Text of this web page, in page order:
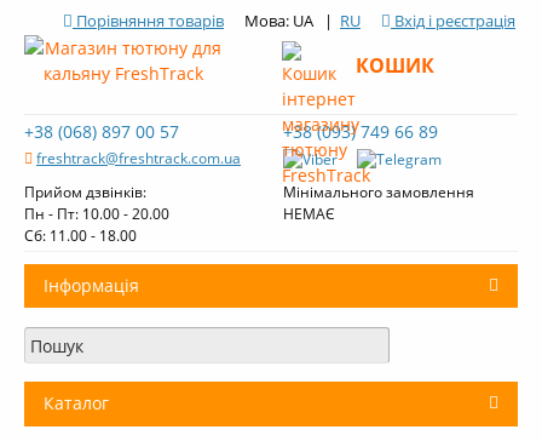
Порівняння товарів Мова: UA | RU Вхід і реєстрація
+38 (068) 897 00 57
freshtrack@freshtrack.com.ua
+38 (093) 749 66 89
Прийом дзвінків:
Пн - Пт: 10.00 - 20.00
Cб: 11.00 - 18.00
Мінімального замовлення
НЕМАЄ
КОШИК
Інформація
Про нас
Доставка і оплата
Каталог